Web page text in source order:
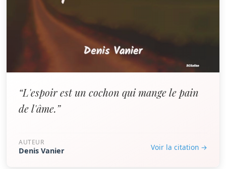
“L'espoir est un cochon qui mange le pain
de l'âme.”
AUTEUR
Denis Vanier Voir la citation →